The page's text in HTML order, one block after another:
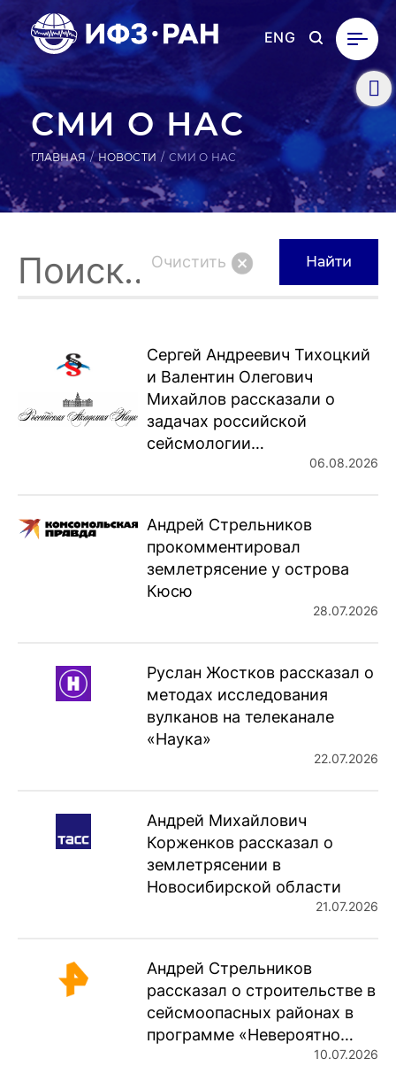
ENG
СМИ О НАС
ГЛАВНАЯ НОВОСТИ СМИ О НАС
Найти
Очистить
Сергей Андреевич Тихоцкий
и Валентин Олегович
Михайлов рассказали о
задачах российской
сейсмологии…
06.08.2026
Андрей Стрельников
прокомментировал
землетрясение у острова
Кюсю
28.07.2026
Руслан Жостков рассказал о
методах исследования
вулканов на телеканале
«Наука»
22.07.2026
Андрей Михайлович
Корженков рассказал о
землетрясении в
Новосибирской области
21.07.2026
Андрей Стрельников
рассказал о строительстве в
сейсмоопасных районах в
программе «Невероятно…
10.07.2026